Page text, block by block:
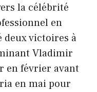
la célébrité
en
deux victoires à
Vladimir
en février avant
en mai pour